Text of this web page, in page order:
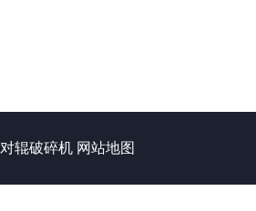
对辊破碎机 网站地图